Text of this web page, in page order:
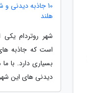
10 جاذبه دیدنی
هلند
شهر روتردام
است که جاذبه
بسیاری دارد. با ما
دیدنی های این شهر